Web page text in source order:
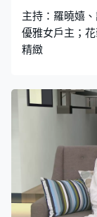
主持：羅曉嬉
優雅女戶主；
精緻